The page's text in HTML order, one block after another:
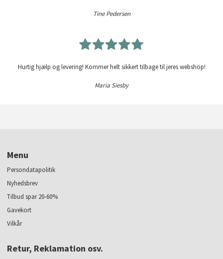
Tine Pedersen
Hurtig hjælp og levering! Kommer helt sikkert tilbage til jeres webshop!
Maria Siesby
Menu
Persondatapolitik
Nyhedsbrev
Tilbud spar 20-60%
Gavekort
Vilkår
Retur, Reklamation osv.